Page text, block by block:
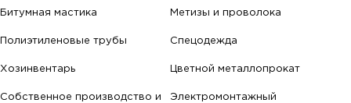
Битумная мастика Метизы и проволока
Полиэтиленовые трубы Спецодежда
Хозинвентарь Цветной металлопрокат
Собственное производство и
Электромонтажный